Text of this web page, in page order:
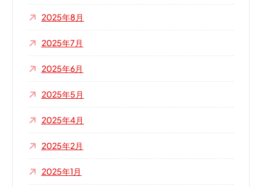
2025年8月
2025年7月
2025年6月
2025年5月
2025年4月
2025年2月
2025年1月